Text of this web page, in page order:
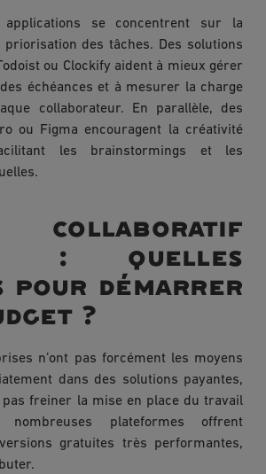
applications se concentrent sur la
des tâches. Des solutions
ou Clockify aident à mieux gérer
échéances et à mesurer la charge
collaborateur. En parallèle, des
ou Figma encouragent la créativité
les brainstormings et les
: quelles
pour démarrer
?
n’ont pas forcément les moyens
dans des solutions payantes,
freiner la mise en place du travail
nombreuses plateformes offrent
gratuites très performantes,